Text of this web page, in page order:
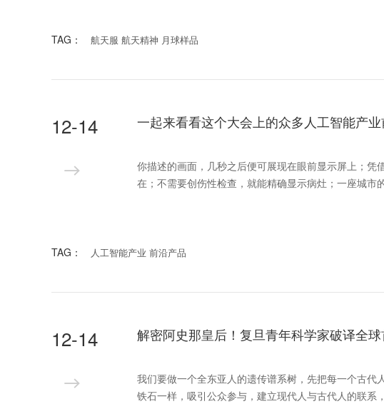
TAG： 航天服 航天精神 月球样品
12-14 一起来看看这个大会上的众多人工智能产
你描述的画面，几秒之后便可展现在眼前显示屏上；
在；不需要创伤性检查，就能精确显示病灶；一座城
TAG： 人工智能产业 前沿产品
12-14 解密阿史那皇后！复旦青年科学家破译全
我们要做一个全东亚人的遗传谱系树，先把每一个古
铁石一样，吸引公众参与，建立现代人与古代人的联系